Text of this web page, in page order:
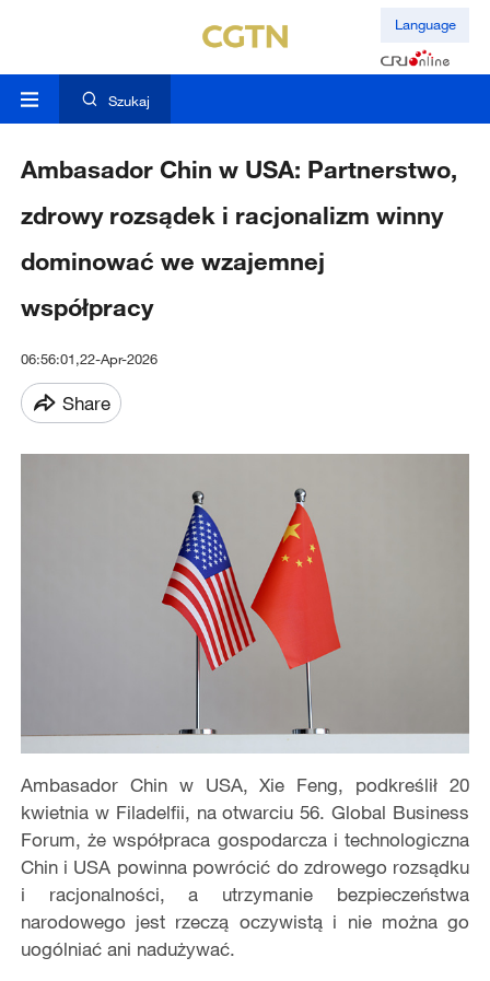
Language
Szukaj
Ambasador Chin w USA: Partnerstwo,
zdrowy rozsądek i racjonalizm winny
dominować we wzajemnej
współpracy
06:56:01,22-Apr-2026
Share
Ambasador Chin w USA, Xie Feng, podkreślił 20
kwietnia w Filadelfii, na otwarciu 56. Global Business
Forum, że współpraca gospodarcza i technologiczna
Chin i USA powinna powrócić do zdrowego rozsądku
i racjonalności, a utrzymanie bezpieczeństwa
narodowego jest rzeczą oczywistą i nie można go
uogólniać ani nadużywać.